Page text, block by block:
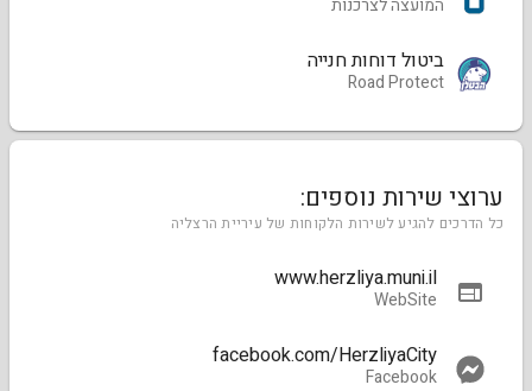
ביטול דוחות חנייה
Road Protect
ערוצי שירות נוספים:
כל הדרכים להגיע לשירות הלקוחות של עיריית הרצליה
www.herzliya.muni.il
WebSite
facebook.com/HerzliyaCity
Facebook